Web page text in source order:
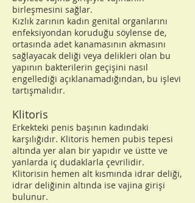
birleşmesini sağlar.
Kızlık zarının kadın genital organlarını
enfeksiyondan koruduğu söylense de,
ortasında adet kanamasının akmasını
sağlayacak deliği veya delikleri olan bu
yapının bakterilerin geçişini nasıl
engellediği açıklanamadığından, bu işlevi
tartışmalıdır.
Klitoris
Erkekteki penis başının kadındaki
karşılığıdır. Klitoris hemen pubis tepesi
altında yer alan bir yapıdır ve üstte ve
yanlarda iç dudaklarla çevrilidir.
Klitorisin hemen alt kısmında idrar deliği,
idrar deliğinin altında ise vajina girişi
bulunur.